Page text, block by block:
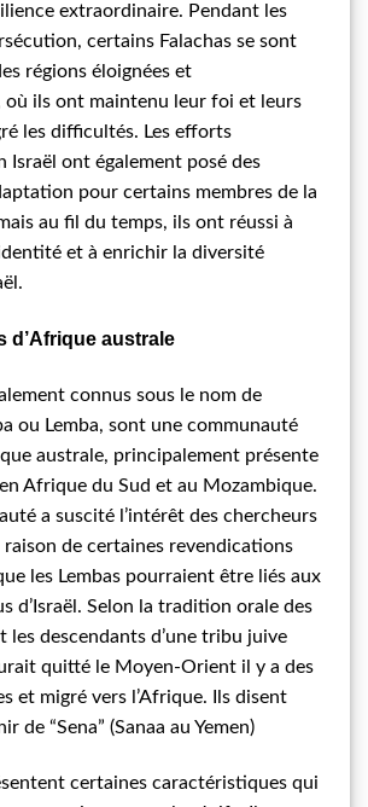
extraordinaire. Pendant les
certains Falachas se sont
régions éloignées et
où ils ont maintenu leur foi et leurs
les difficultés. Les efforts
Israël ont également posé des
pour certains membres de la
au fil du temps, ils ont réussi à
et à enrichir la diversité
d’Afrique australe
connus sous le nom de
ou Lemba, sont une communauté
australe, principalement présente
Afrique du Sud et au Mozambique.
a suscité l’intérêt des chercheurs
de certaines revendications
les Lembas pourraient être liés aux
d’Israël. Selon la tradition orale des
les descendants d’une tribu juive
quitté le Moyen-Orient il y a des
et migré vers l’Afrique. Ils disent
de “Sena” (Sanaa au Yemen)
certaines caractéristiques qui